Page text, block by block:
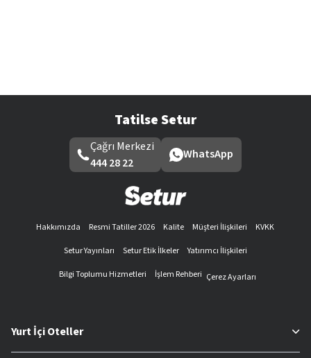
Tatilse Setur
Çağrı Merkezi
444 28 22
WhatsApp
Hakkımızda Resmi Tatiller 2026 Kalite Müşteri İlişkileri
KVKK
Setur Yayınları
Setur Etik İlkeler
Yatırımcı İlişkileri
Bilgi Toplumu Hizmetleri
İşlem Rehberi Çerez Ayarları
Yurt İçi Oteller